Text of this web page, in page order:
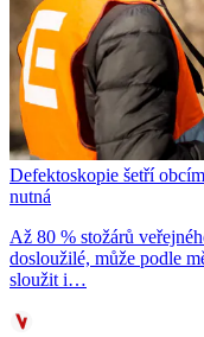
Defektoskopie šetří
nutná
Až 80 % stožárů
dosloužilé, může podle
sloužit i…